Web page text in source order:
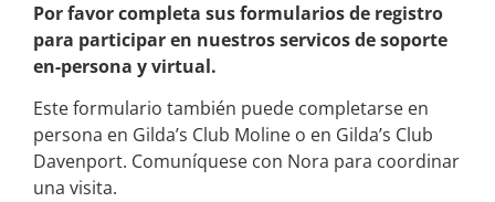
Por favor completa sus formularios de registro
para participar en nuestros servicos de soporte
en-persona y virtual.
Este formulario también puede completarse en
persona en Gilda’s Club Moline o en Gilda’s Club
Davenport. Comuníquese con Nora para coordinar
una visita.